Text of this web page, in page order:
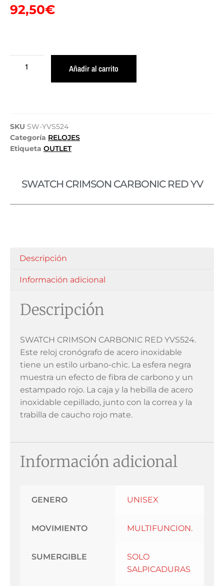
92,50€
Añadir al carrito
SKU SW-YVS524
Categoría RELOJES
Etiqueta OUTLET
SWATCH CRIMSON CARBONIC RED YV
Descripción
Información adicional
Descripción
SWATCH CRIMSON CARBONIC RED YVS524.
Este reloj cronógrafo de acero inoxidable
tiene un estilo urbano-chic. La esfera negra
muestra un efecto de fibra de carbono y un
estampado rojo. La caja y la hebilla de acero
inoxidable cepillado, junto con la correa y la
trabilla de caucho rojo mate.
Información adicional
GENERO UNISEX
MOVIMIENTO MULTIFUNCION.
SUMERGIBLE
SOLO
SALPICADURAS